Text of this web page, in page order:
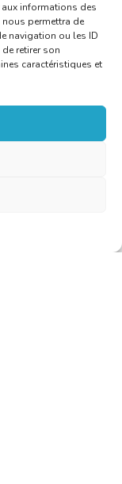
informations des
permettra de
navigation ou les ID
retirer son
caractéristiques et